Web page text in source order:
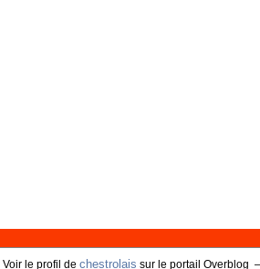
Voir le profil de chestrolais sur le portail Overblog